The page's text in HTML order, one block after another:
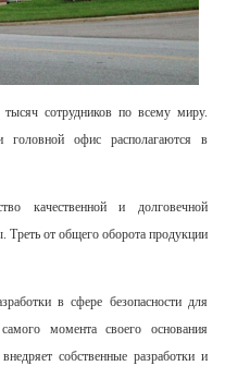
сотрудников по всему миру.
головной офис располагаются в
качественной и долговечной
Треть от общего оборота продукции
в сфере безопасности для
момента своего основания
собственные разработки и